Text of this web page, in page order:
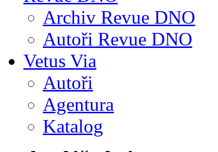
Archiv Revue DNO
Autoři Revue DNO
Vetus Via
Autoři
Agentura
Katalog